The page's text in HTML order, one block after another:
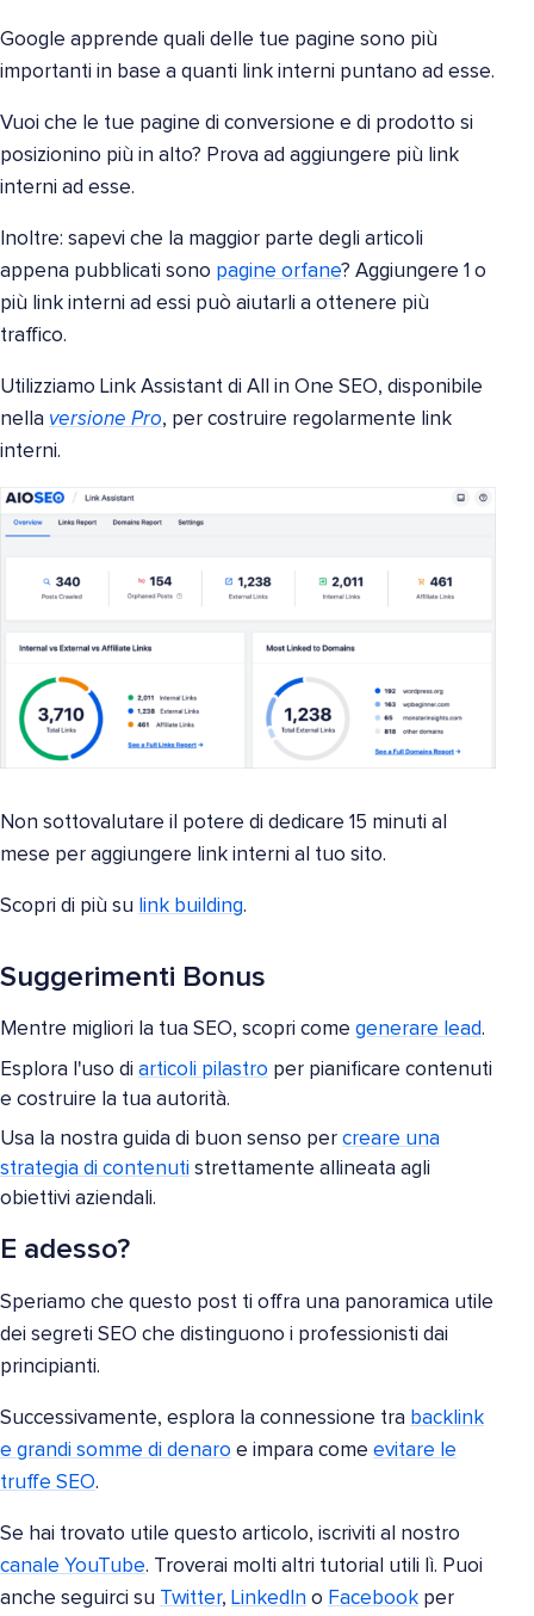
Google apprende quali delle tue pagine sono più
importanti in base a quanti link interni puntano ad esse.
Vuoi che le tue pagine di conversione e di prodotto si
posizionino più in alto? Prova ad aggiungere più link
interni ad esse.
Inoltre: sapevi che la maggior parte degli articoli
appena pubblicati sono pagine orfane? Aggiungere 1 o
più link interni ad essi può aiutarli a ottenere più
traffico.
Utilizziamo Link Assistant di All in One SEO, disponibile
nella versione Pro, per costruire regolarmente link
interni.
Non sottovalutare il potere di dedicare 15 minuti al
mese per aggiungere link interni al tuo sito.
Scopri di più su link building.
Suggerimenti Bonus
Mentre migliori la tua SEO, scopri come generare lead.
Esplora l'uso di articoli pilastro per pianificare contenuti
e costruire la tua autorità.
Usa la nostra guida di buon senso per creare una
strategia di contenuti strettamente allineata agli
obiettivi aziendali.
E adesso?
Speriamo che questo post ti offra una panoramica utile
dei segreti SEO che distinguono i professionisti dai
principianti.
Successivamente, esplora la connessione tra backlink
e grandi somme di denaro e impara come evitare le
truffe SEO.
Se hai trovato utile questo articolo, iscriviti al nostro
canale YouTube. Troverai molti altri tutorial utili lì. Puoi
anche seguirci su Twitter, LinkedIn o Facebook per